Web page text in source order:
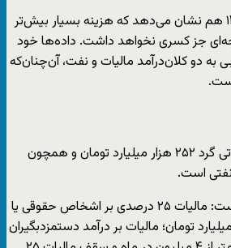
حساب و کتاب بودجه ۱۴۰۰ هم نشان می‌دهد که هزینه بسیار بیش‌تر
جز کسری نخواهد داشت. داده‌ها خود
دو کلان‌درآمد مالیات و نفت، آن‌چنان‌که
در بودجه ۱۴۰۰ درآمد مالیاتی گرد ۲۵۲ هزار میلیارد تومان و همچون
است.
ریز درآمد مالیاتی چنین است: مالیات ۲۵ درصدی بر اشخاص حقوقی یا
با ۵۸ هزار میلیارد تومان؛ مالیات بر درآمد دستمزدبگیران